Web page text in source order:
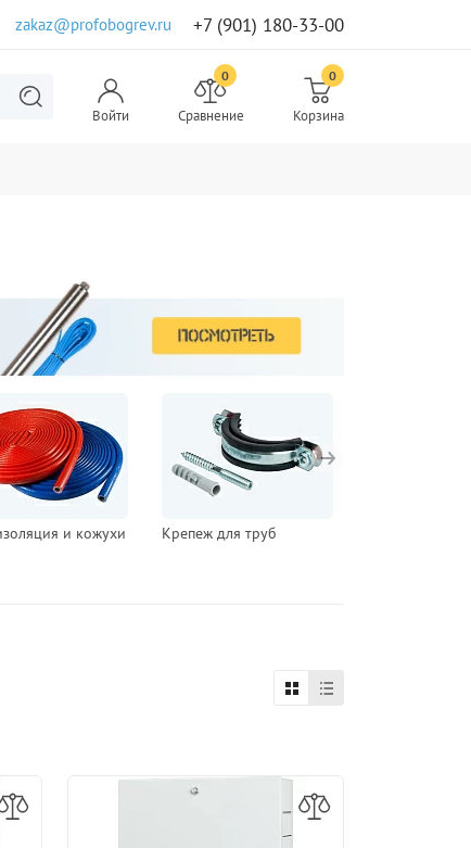
zakaz@profobogrev.ru +7 (901) 180-33-00
Войти
0
Сравнение
0
Корзина
и кожухи Крепеж для труб